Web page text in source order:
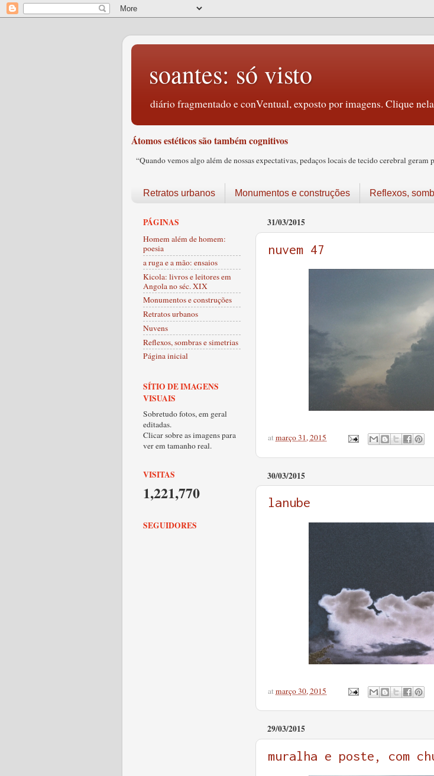
soantes: só visto
diário fragmentado e conVentual, exposto por imagens. Clique
Átomos estéticos são também cognitivos
“Quando vemos algo além de nossas expectativas, pedaços locais de tecido cerebral
Retratos urbanos Monumentos e construções Reflexos,
31/03/2015
nuvem 47
atmarço 31, 2015
30/03/2015
lanube
atmarço 30, 2015
29/03/2015
muralha e poste, com
PÁGINAS
Homem além de homem:
poesia
a ruga e a mão: ensaios
Kicola: livros e leitores em
Angola no séc. XIX
Monumentos e construções
Retratos urbanos
Nuvens
Reflexos, sombras e simetrias
Página inicial
SÍTIO DE IMAGENS
VISUAIS
Sobretudo fotos, em geral
editadas.
Clicar sobre as imagens para
ver em tamanho real.
VISITAS
1,221,770
SEGUIDORES